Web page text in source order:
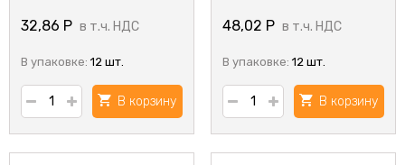
32,86 Р в т.ч. НДС
В упаковке: 12 шт.
В корзину
48,02 Р в т.ч. НДС
В упаковке: 12 шт.
В корзину